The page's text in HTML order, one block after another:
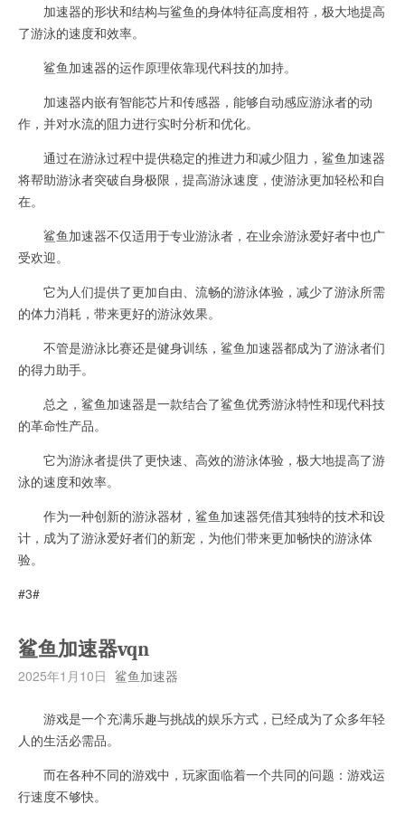
加速器的形状和结构与鲨鱼的身体特征高度相符，极大地提高
了游泳的速度和效率。
鲨鱼加速器的运作原理依靠现代科技的加持。
加速器内嵌有智能芯片和传感器，能够自动感应游泳者的动
作，并对水流的阻力进行实时分析和优化。
通过在游泳过程中提供稳定的推进力和减少阻力，鲨鱼加速器
将帮助游泳者突破自身极限，提高游泳速度，使游泳更加轻松和自
在。
鲨鱼加速器不仅适用于专业游泳者，在业余游泳爱好者中也广
受欢迎。
它为人们提供了更加自由、流畅的游泳体验，减少了游泳所需
的体力消耗，带来更好的游泳效果。
不管是游泳比赛还是健身训练，鲨鱼加速器都成为了游泳者们
的得力助手。
总之，鲨鱼加速器是一款结合了鲨鱼优秀游泳特性和现代科技
的革命性产品。
它为游泳者提供了更快速、高效的游泳体验，极大地提高了游
泳的速度和效率。
作为一种创新的游泳器材，鲨鱼加速器凭借其独特的技术和设
计，成为了游泳爱好者们的新宠，为他们带来更加畅快的游泳体
验。
#3#
鲨鱼加速器vqn
2025年1月10日 鲨鱼加速器
游戏是一个充满乐趣与挑战的娱乐方式，已经成为了众多年轻
人的生活必需品。
而在各种不同的游戏中，玩家面临着一个共同的问题：游戏运
行速度不够快。